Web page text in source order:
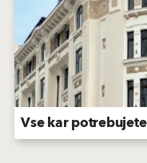
Vse kar